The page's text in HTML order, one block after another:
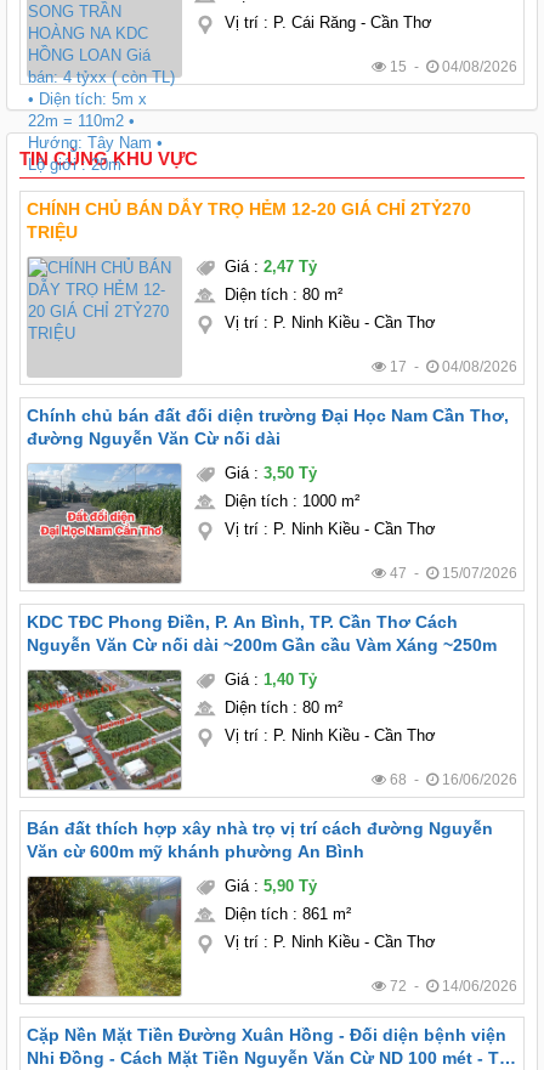
Vị trí: P. Cái Răng - Cần Thơ
15 - 04/08/2026
TIN CÙNG KHU VỰC
CHÍNH CHỦ BÁN DẪY TRỌ HẺM 12-20 GIÁ CHỈ 2TỶ270
TRIỆU
Giá: 2,47 Tỷ
Diện tích: 80 m²
Vị trí: P. Ninh Kiều - Cần Thơ
17 - 04/08/2026
Chính chủ bán đất đối diện trường Đại Học Nam Cần Thơ,
đường Nguyễn Văn Cừ nối dài
Giá: 3,50 Tỷ
Diện tích: 1000 m²
Vị trí: P. Ninh Kiều - Cần Thơ
47 - 15/07/2026
KDC TĐC Phong Điền, P. An Bình, TP. Cần Thơ Cách
Nguyễn Văn Cừ nối dài ~200m Gần cầu Vàm Xáng ~250m
Giá: 1,40 Tỷ
Diện tích: 80 m²
Vị trí: P. Ninh Kiều - Cần Thơ
68 - 16/06/2026
Bán đất thích hợp xây nhà trọ vị trí cách đường Nguyễn
Văn cừ 600m mỹ khánh phường An Bình
Giá: 5,90 Tỷ
Diện tích: 861 m²
Vị trí: P. Ninh Kiều - Cần Thơ
72 - 14/06/2026
Cặp Nền Mặt Tiền Đường Xuân Hồng - Đối diện bệnh viện
Nhi Đồng - Cách Mặt Tiền Nguyễn Văn Cừ ND 100 mét - Tp